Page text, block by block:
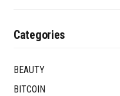
Categories
BEAUTY
BITCOIN